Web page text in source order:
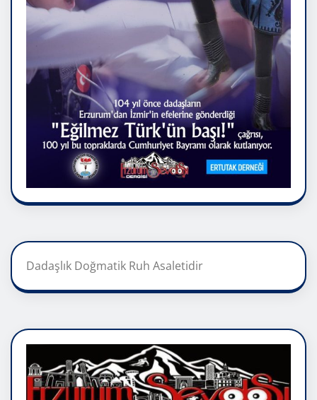
Dadaşlık Doğmatik Ruh Asaletidir